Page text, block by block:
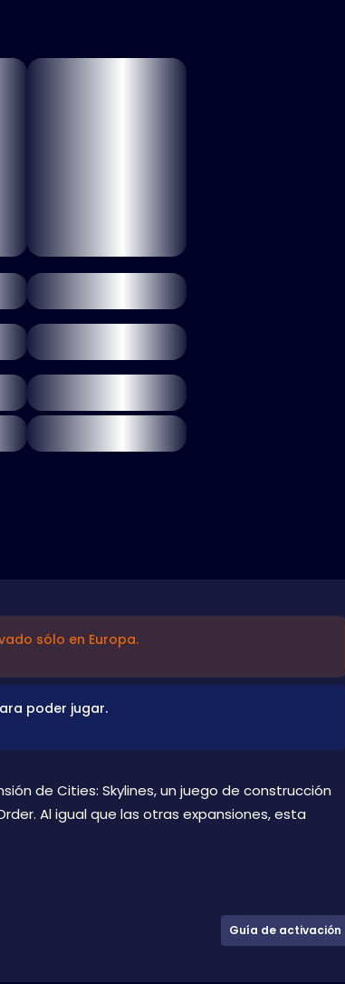
sólo en Europa.
poder jugar.
de Cities: Skylines, un juego de construcción
Al igual que las otras expansiones, esta
Guía de activación